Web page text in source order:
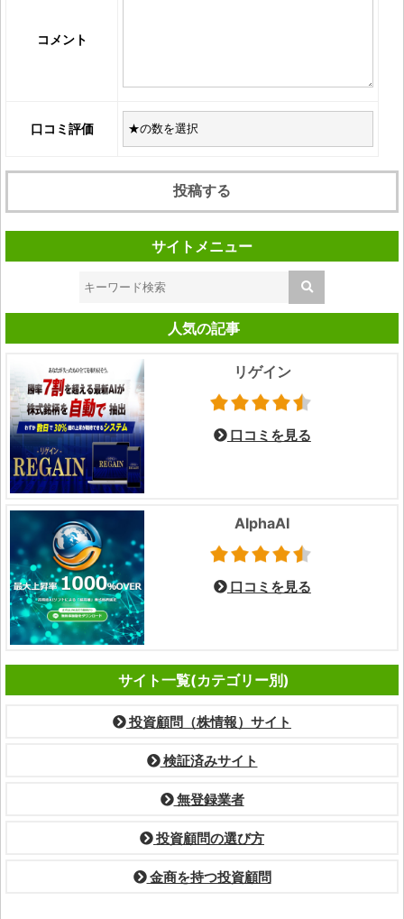
コメント
口コミ評価
サイトメニュー
人気の記事
リゲイン
口コミを見る
AlphaAI
口コミを見る
サイト一覧(カテゴリー別)
投資顧問（株情報）サイト
検証済みサイト
無登録業者
投資顧問の選び方
金商を持つ投資顧問